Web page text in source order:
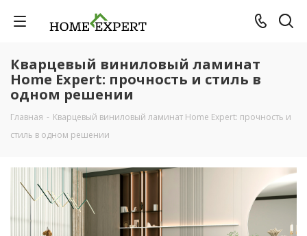
Кварцевый виниловый ламинат
Home Expert: прочность и стиль в
одном решении
Главная - Кварцевый виниловый ламинат Home Expert: прочность и
стиль в одном решении